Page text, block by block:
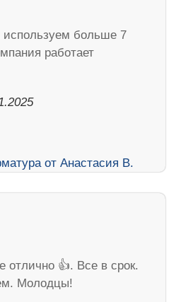
больше 7
работает
отлично 👍. Все в срок.
Молодцы!